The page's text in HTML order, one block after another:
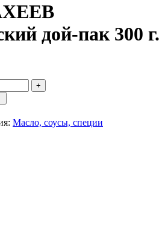
дой-пак 300 г.
Масло, соусы, специи